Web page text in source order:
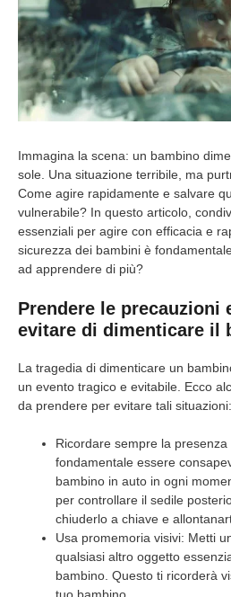
Immagina la scena: un bambino
sole. Una situazione terribile, ma
Come agire rapidamente e salvare
vulnerabile? In questo articolo,
essenziali per agire con efficacia e
sicurezza dei bambini è
ad apprendere di più?
Prendere le precauzioni
evitare di dimenticare il
La tragedia di dimenticare un
un evento tragico e evitabile. Ecco
da prendere per evitare tali situazioni:
Ricordare sempre la
fondamentale essere
bambino in auto in ogni
per controllare il sedile
chiuderlo a chiave e
Usa promemoria visivi: Metti
qualsiasi altro oggetto
bambino. Questo ti ricorderà